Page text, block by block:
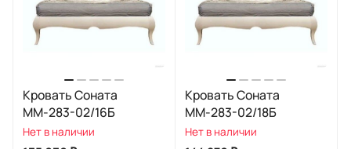
Кровать Соната
ММ-283-02/16Б
Нет в наличии
Кровать Соната
ММ-283-02/18Б
Нет в наличии